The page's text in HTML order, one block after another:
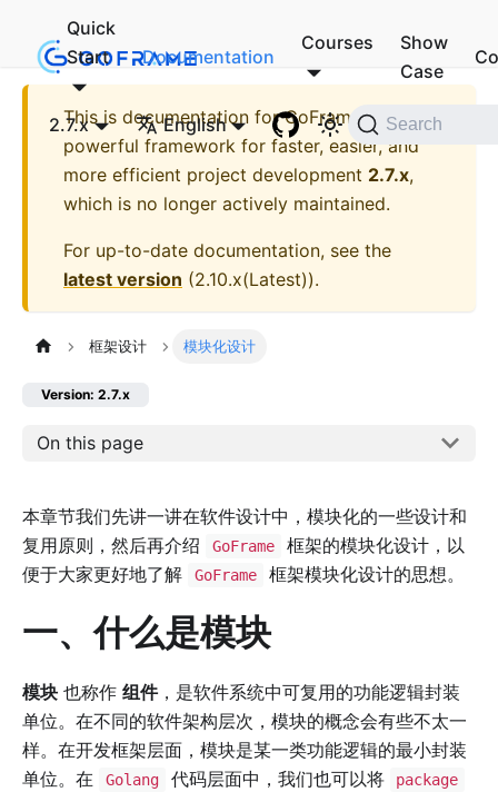
Quick
Start
Documentation
Courses
Show
Case
2.7.x English Search
This is documentation forGoFrame - A
powerful framework for faster, easier, and
more efficient project development 2.7.x,
which is no longer actively maintained.
For up-to-date documentation, see the
latest version (2.10.x(Latest)).
框架设计 模块化设计
Version: 2.7.x
On this page
本章节我们先讲一讲在软件设计中，模块化的一些设计和
复用原则，然后再介绍
GoFrame
框架的模块化设计，以
便于大家更好地了解
GoFrame 框架模块化设计的思想。
一、什么是模块
模块 也称作 组件，是软件系统中可复用的功能逻辑封装
单位。在不同的软件架构层次，模块的概念会有些不太一
样。在开发框架层面，模块是某一类功能逻辑的最小封装
单位。在
Golang 代码层面中，我们也可以将 package